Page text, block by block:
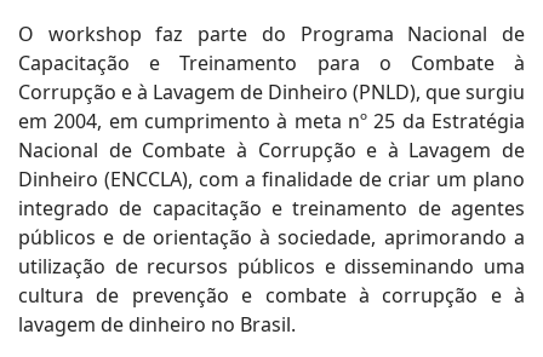
O workshop faz parte do Programa Nacional de
Capacitação e Treinamento para o Combate à
Corrupção e à Lavagem de Dinheiro (PNLD), que surgiu
em 2004, em cumprimento à meta nº 25 da Estratégia
Nacional de Combate à Corrupção e à Lavagem de
Dinheiro (ENCCLA), com a finalidade de criar um plano
integrado de capacitação e treinamento de agentes
públicos e de orientação à sociedade, aprimorando a
utilização de recursos públicos e disseminando uma
cultura de prevenção e combate à corrupção e à
lavagem de dinheiro no Brasil.